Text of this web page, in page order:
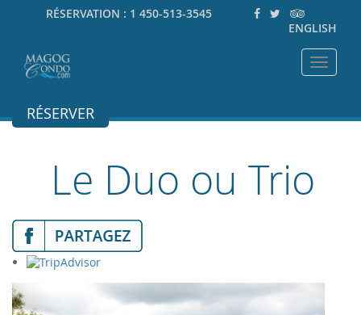
RÉSERVATION : 1 450-513-3545
ENGLISH
Toggle
RÉSERVER
Le Duo ou Trio